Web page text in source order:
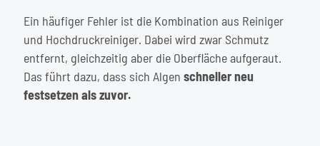
Ein häufiger Fehler ist die Kombination aus Reiniger
und Hochdruckreiniger. Dabei wird zwar Schmutz
entfernt, gleichzeitig aber die Oberfläche aufgeraut.
Das führt dazu, dass sich Algen schneller neu
festsetzen als zuvor.